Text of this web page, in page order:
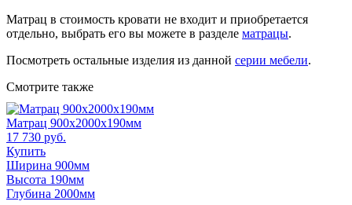
Матрац в стоимость кровати не входит и приобретается
отдельно, выбрать его вы можете в разделе матрацы.
Посмотреть остальные изделия из данной серии мебели.
Смотрите также
Матрац 900х2000х190мм
17 730 руб.
Купить
Ширина 900мм
Высота 190мм
Глубина 2000мм